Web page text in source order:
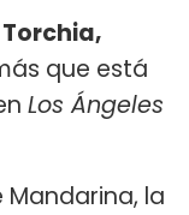
que está
Los Ángeles
la